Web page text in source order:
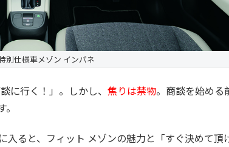
別仕様車メゾン インパネ
に行く！」。しかし、 焦りは禁物。商談を始める
入ると、フィット メゾンの魅力と「すぐ決めて頂